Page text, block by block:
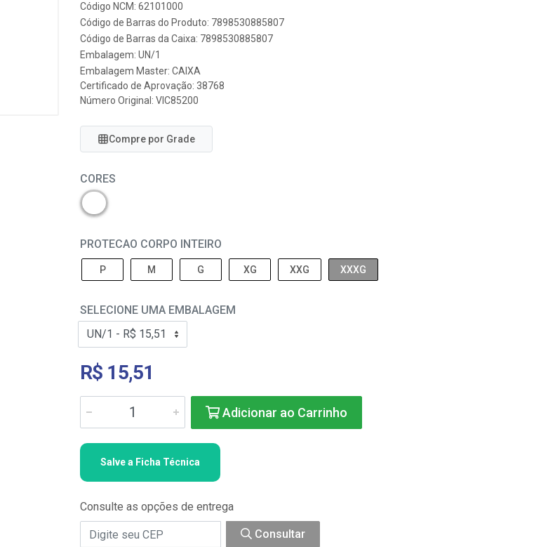
Código NCM: 62101000
Código de Barras do Produto: 7898530885807
Código de Barras da Caixa: 7898530885807
Embalagem: UN/1
Embalagem Master: CAIXA
Certificado de Aprovação: 38768
Número Original: VIC85200
Compre por Grade
CORES
PROTECAO CORPO INTEIRO
P M G XG XXG XXXG
SELECIONE UMA EMBALAGEM
R$ 15,51
Adicionar ao Carrinho
Salve a Ficha Técnica
Consulte as opções de entrega
Consultar